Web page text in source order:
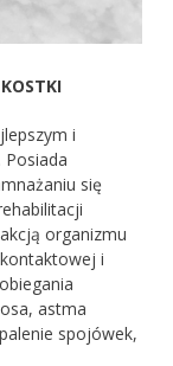
i
się
organizmu
i
astma
spojówek,